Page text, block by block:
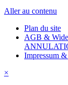
Aller au contenu
Plan du site
AGB &
Impressum
×